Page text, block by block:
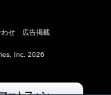
わせ 広告掲載
Inc. 2026